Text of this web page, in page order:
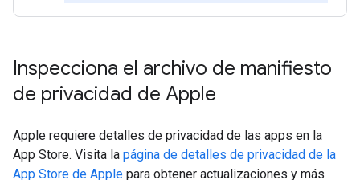
Inspecciona el archivo de manifiesto
de privacidad de Apple
Apple requiere detalles de privacidad de las apps en la
App Store. Visita la página de detalles de privacidad de la
App Store de Apple para obtener actualizaciones y más